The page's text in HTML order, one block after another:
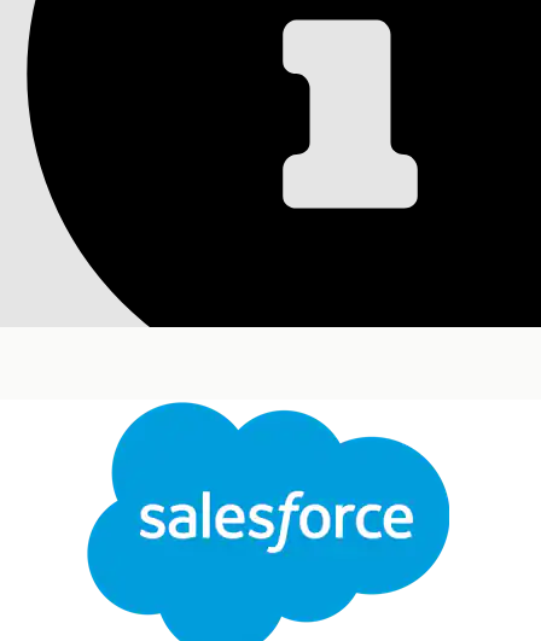
Denne teksten er oversatt med Salesforce maskinoversettingssystem. Flere detaljer
Automatisere IT-
tildelingsregler og
Finn ut hvordan en ny hendelse for et IT-
tildelingsregler og omnikanal-ruting.
Tilgjengelig i Lightning Experience
Tilgjengelig i
Performanceog
Scenario
Jane, en ansatt i Cumulus Bank, sender en ny
portalen. Denne hendelsen må rutes til en
nødvendige kvalifikasjonene til å løse problemet.